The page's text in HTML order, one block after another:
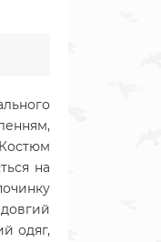
на
одяг,